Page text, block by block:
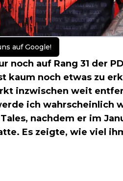
auf Google!
noch auf Rang 31 der
kaum noch etwas zu
inzwischen weit
ich wahrscheinlich
nachdem er im
Es zeigte, wie viel